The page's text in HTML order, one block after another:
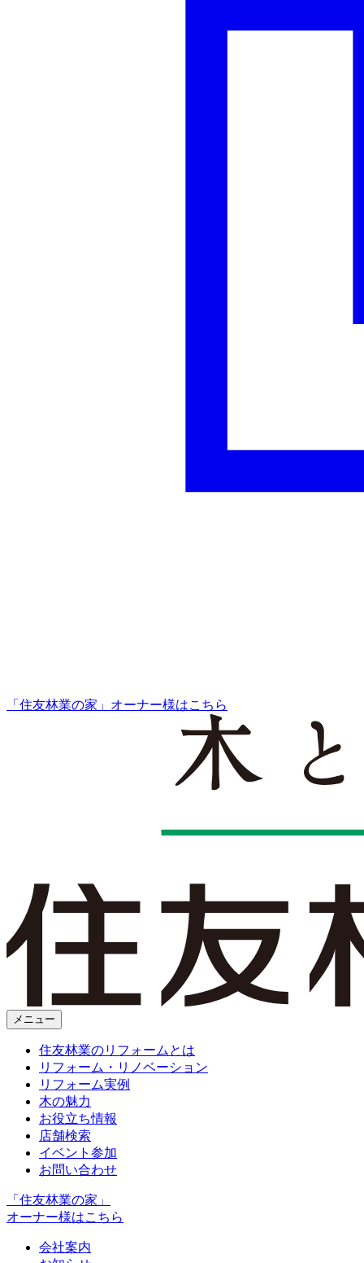
「住友林業の家」オーナー様はこちら
メニュー
住友林業のリフォームとは
リフォーム・リノベーション
リフォーム実例
木の魅力
お役立ち情報
店舗検索
イベント参加
お問い合わせ
「住友林業の家」
オーナー様はこちら
会社案内